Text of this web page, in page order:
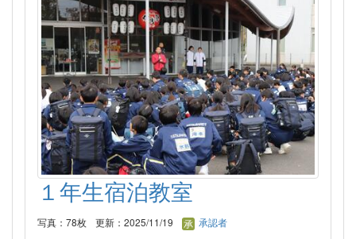
１年生宿泊教室
写真：78枚 更新：2025/11/19 承認者